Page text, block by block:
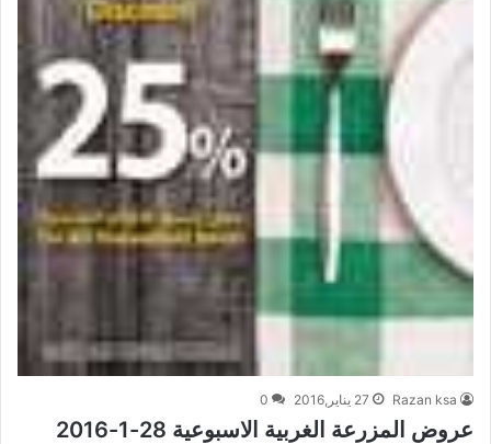
Razan ksa 27 يناير,2016 0
عروض المزرعة الغربية الاسبوعية 28-1-2016